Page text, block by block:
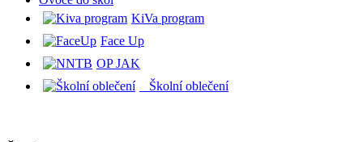
KiVa program
Face Up
OP JAK
Školní oblečení